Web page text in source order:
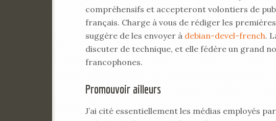
compréhensifs et accepteront volontiers de
français. Charge à vous de rédiger les
suggère de les envoyer à debian-devel-french.
discuter de technique, et elle fédère un grand
francophones.
Promouvoir ailleurs
J’ai cité essentiellement les médias employés